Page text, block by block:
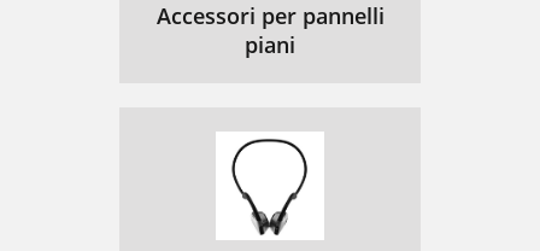
Accessori per pannelli
piani